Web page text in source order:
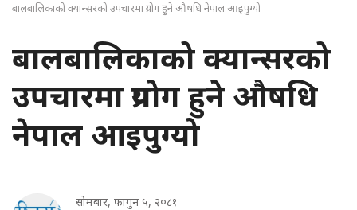
बालबालिकाको क्यान्सरको उपचारमा प्रयोग हुने औषधि नेपाल आइपुग्यो
बालबालिकाको क्यान्सरको
उपचारमा प्रयोग हुने औषधि
नेपाल आइपुग्यो
सोमबार, फागुन ५, २०८१